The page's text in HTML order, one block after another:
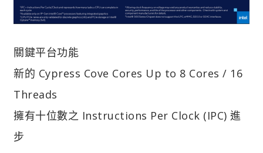
關鍵平台功能
新的 Cypress Cove Cores Up to 8 Cores / 16
Threads
擁有十位數之 Instructions Per Clock (IPC) 進
步